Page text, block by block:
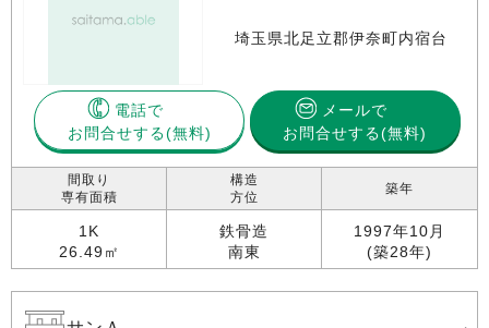
埼玉県北足立郡伊奈町内宿台
電話で
お問合せする
メールで
お問合せする(無料)
間取り
専有面積
1K
26.49㎡
構造
方位
鉄骨造
南東
築年
1997年10月
(築28年)